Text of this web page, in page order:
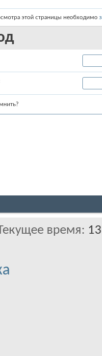
этой страницы необходимо
время: